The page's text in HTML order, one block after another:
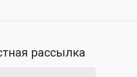
рассылка